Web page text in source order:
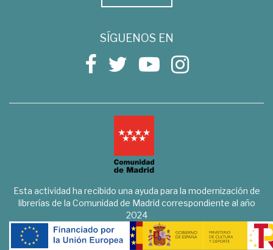
SÍGUENOS EN
Esta actividad ha recibido una ayuda para la modernización de
librerías de la Comunidad de Madrid correspondiente al año
2024